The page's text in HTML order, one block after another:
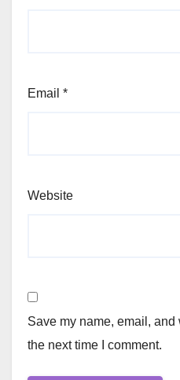
Email *
Website
Save my name, email,
the next time I comment.